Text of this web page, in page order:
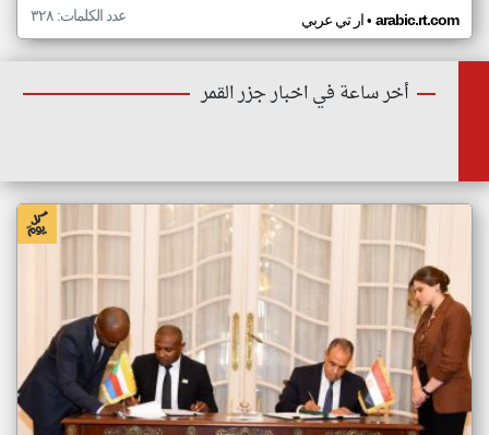
ار تي عربي• arabic.rt.com عدد الكلمات: ٣٢٨
أخر ساعة في اخبار جزر القمر